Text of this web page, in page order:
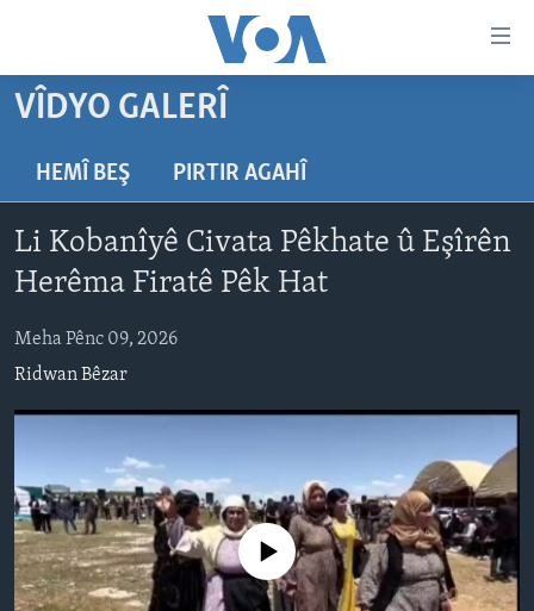
Yekser
here
naveroka
serekî
here
Malpera
Yekser
here
NÛÇE
FOTO GALERÎ
HEVPEYVÎN
AMERÎKA
TIRKÎYE
SÛRÎYE
ÎRAQ
ROJHILATA NAVÎN
CÎHAN
ÇAND Û HUNER
SERNIVÎS
VÎDYO GALERÎ
HEMÎ BEŞ PIRTIR AGAHÎ
Li Kobanîyê Civata Pêkhate û Eşîrên
Herêma Firatê Pêk Hat
Meha Pênc 09, 2026
Ridwan Bêzar
No media source currently available